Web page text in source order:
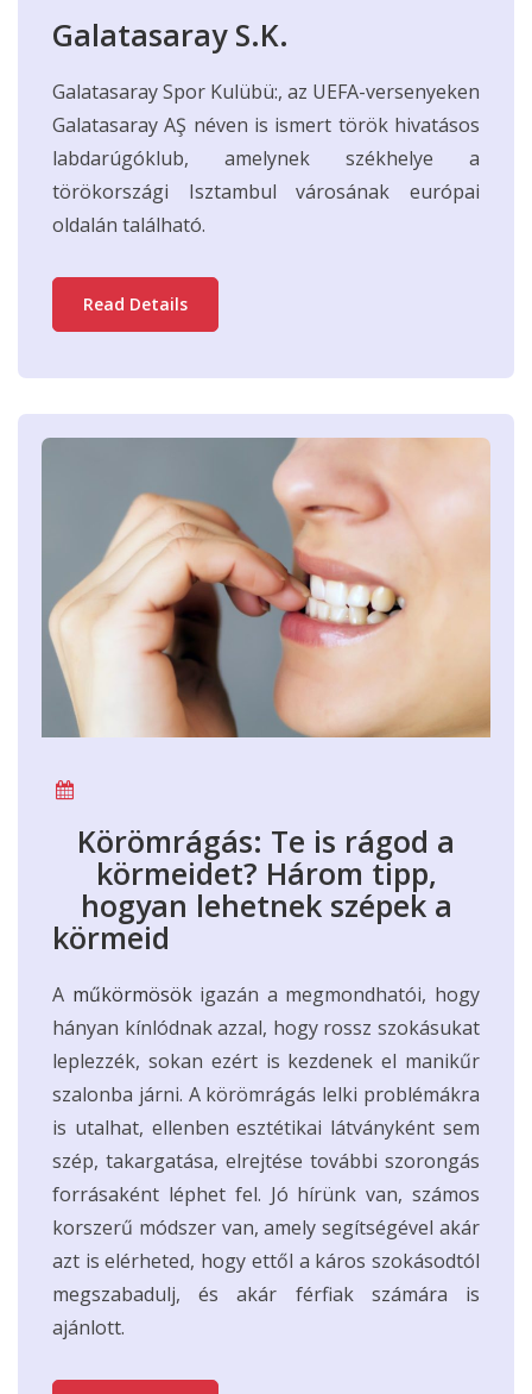
Galatasaray S.K.
Galatasaray Spor Kulübü:, az UEFA-versenyeken
Galatasaray AŞ néven is ismert török hivatásos
labdarúgóklub, amelynek székhelye a
törökországi Isztambul városának európai
oldalán található.
Read Details
Körömrágás: Te is rágod a
körmeidet? Három tipp,
hogyan lehetnek szépek a
körmeid
A műkörmösökigazán a megmondhatói, hogy
hányan kínlódnak azzal, hogy rossz szokásukat
leplezzék, sokan ezért is kezdenek el manikűr
szalonba járni. A körömrágás lelki problémákra
is utalhat, ellenben esztétikai látványként sem
szép, takargatása, elrejtése további szorongás
forrásaként léphet fel. Jó hírünk van, számos
korszerű módszer van, amely segítségével akár
azt is elérheted, hogy ettől a káros szokásodtól
megszabadulj, és akár férfiak számára is
ajánlott.